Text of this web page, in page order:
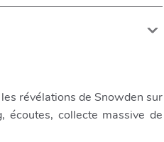
révélations de Snowden sur
écoutes, collecte massive de